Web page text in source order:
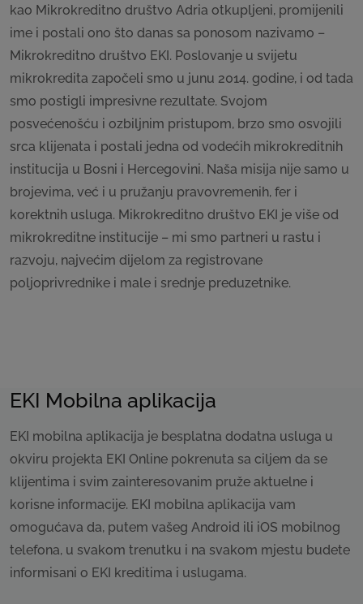
kao Mikrokreditno društvo Adria otkupljeni, promijenili
ime i postali ono što danas sa ponosom nazivamo –
Mikrokreditno društvo EKI. Poslovanje u svijetu
mikrokredita započeli smo u junu 2014. godine, i od tada
smo postigli impresivne rezultate. Svojom
posvećenošću i ozbiljnim pristupom, brzo smo osvojili
srca klijenata i postali jedna od vodećih mikrokreditnih
institucija u Bosni i Hercegovini. Naša misija nije samo u
brojevima, već i u pružanju pravovremenih, fer i
korektnih usluga. Mikrokreditno društvo EKI je više od
mikrokreditne institucije – mi smo partneri u rastu i
razvoju, najvećim dijelom za registrovane
poljoprivrednike i male i srednje preduzetnike.
EKI Mobilna aplikacija
EKI mobilna aplikacija je besplatna dodatna usluga u
okviru projekta EKI Online pokrenuta sa ciljem da se
klijentima i svim zainteresovanim pruže aktuelne i
korisne informacije. EKI mobilna aplikacija vam
omogućava da, putem vašeg Android ili iOS mobilnog
telefona, u svakom trenutku i na svakom mjestu budete
informisani o EKI kreditima i uslugama.